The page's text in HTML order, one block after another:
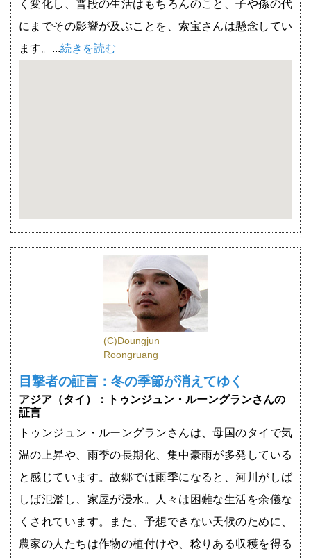
く変化し、普段の生活はもちろんのこと、子や孫の代
にまでその影響が及ぶことを、索宝さんは懸念してい
ます。...続きを読む
(C)Doungjun
Roongruang
目撃者の証言：冬の季節が消えてゆく
アジア（タイ）：トゥンジュン・ルーングランさんの
証言
トゥンジュン・ルーングランさんは、母国のタイで気
温の上昇や、雨季の長期化、集中豪雨が多発している
と感じています。故郷では雨季になると、河川がしば
しば氾濫し、家屋が浸水。人々は困難な生活を余儀な
くされています。また、予想できない天候のために、
農家の人たちは作物の植付けや、稔りある収穫を得る